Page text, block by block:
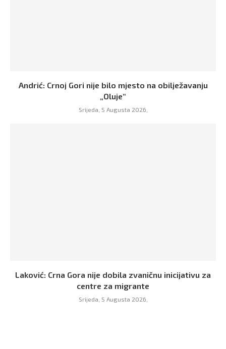
Andrić: Crnoj Gori nije bilo mjesto na obilježavanju
„Oluje“
Srijeda, 5 Augusta 2026,
Laković: Crna Gora nije dobila zvaničnu inicijativu za
centre za migrante
Srijeda, 5 Augusta 2026,